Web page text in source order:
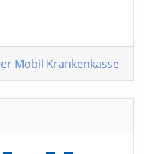
Mobil Krankenkasse